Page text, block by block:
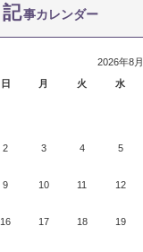
記事カレンダー
2026年8月
日
月 火 水
2 3 4 5
9 10 11 12
16 17 18 19